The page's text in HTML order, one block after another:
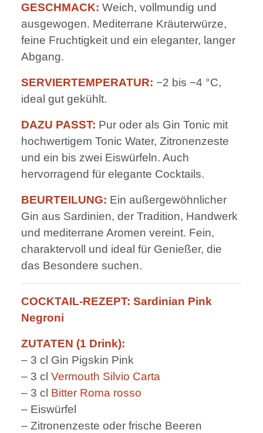
GESCHMACK: Weich, vollmundig und
ausgewogen. Mediterrane Kräuterwürze,
feine Fruchtigkeit und ein eleganter, langer
Abgang.
SERVIERTEMPERATUR: −2 bis −4 °C,
ideal gut gekühlt.
DAZU PASST: Pur oder als Gin Tonic mit
hochwertigem Tonic Water, Zitronenzeste
und ein bis zwei Eiswürfeln. Auch
hervorragend für elegante Cocktails.
BEURTEILUNG: Ein außergewöhnlicher
Gin aus Sardinien, der Tradition, Handwerk
und mediterrane Aromen vereint. Fein,
charaktervoll und ideal für Genießer, die
das Besondere suchen.
COCKTAIL-REZEPT: Sardinian Pink
Negroni
ZUTATEN (1 Drink):
– 3 cl Gin Pigskin Pink
– 3 cl Vermouth Silvio Carta
– 3 cl Bitter Roma rosso
– Eiswürfel
– Zitronenzeste oder frische Beeren